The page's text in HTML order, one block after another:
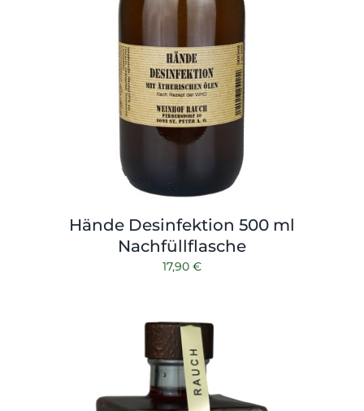
Hände Desinfektion 500 ml
Nachfüllflasche
17,90 €